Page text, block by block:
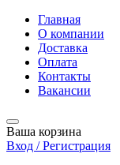
Главная
О компании
Доставка
Оплата
Контакты
Вакансии
Ваша корзина
Вход / Регистрация